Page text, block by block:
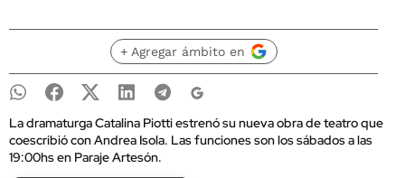
+ Agregar ámbito en
La dramaturga Catalina Piotti estrenó su nueva obra de teatro que
coescribió con Andrea Isola. Las funciones son los sábados a las
19:00hs en Paraje Artesón.